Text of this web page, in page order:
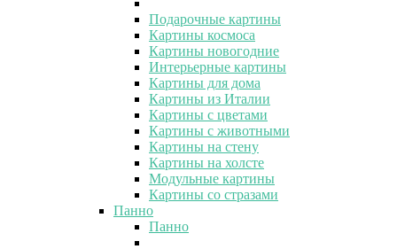
Подарочные картины
Картины космоса
Картины новогодние
Интерьерные картины
Картины для дома
Картины из Италии
Картины с цветами
Картины с животными
Картины на стену
Картины на холсте
Модульные картины
Картины со стразами
Панно
Панно